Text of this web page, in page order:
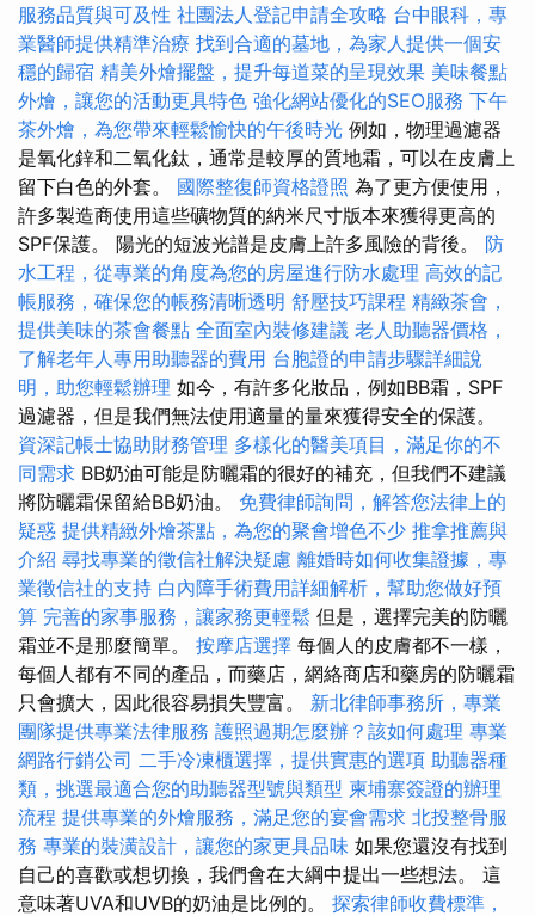
服務品質與可及性 社團法人登記申請全攻略 台中眼科，專
業醫師提供精準治療 找到合適的墓地，為家人提供一個安
穩的歸宿 精美外燴擺盤，提升每道菜的呈現效果 美味餐點
外燴，讓您的活動更具特色 強化網站優化的SEO服務 下午
茶外燴，為您帶來輕鬆愉快的午後時光 例如，物理過濾器
是氧化鋅和二氧化鈦，通常是較厚的質地霜，可以在皮膚上
留下白色的外套。 國際整復師資格證照 為了更方便使用，
許多製造商使用這些礦物質的納米尺寸版本來獲得更高的
SPF保護。 陽光的短波光譜是皮膚上許多風險的背後。 防
水工程，從專業的角度為您的房屋進行防水處理 高效的記
帳服務，確保您的帳務清晰透明 舒壓技巧課程 精緻茶會，
提供美味的茶會餐點 全面室內裝修建議 老人助聽器價格，
了解老年人專用助聽器的費用 台胞證的申請步驟詳細說
明，助您輕鬆辦理 如今，有許多化妝品，例如BB霜，SPF
過濾器，但是我們無法使用適量的量來獲得安全的保護。
資深記帳士協助財務管理 多樣化的醫美項目，滿足你的不
同需求 BB奶油可能是防曬霜的很好的補充，但我們不建議
將防曬霜保留給BB奶油。 免費律師詢問，解答您法律上的
疑惑 提供精緻外燴茶點，為您的聚會增色不少 推拿推薦與
介紹 尋找專業的徵信社解決疑慮 離婚時如何收集證據，專
業徵信社的支持 白內障手術費用詳細解析，幫助您做好預
算 完善的家事服務，讓家務更輕鬆 但是，選擇完美的防曬
霜並不是那麼簡單。 按摩店選擇 每個人的皮膚都不一樣，
每個人都有不同的產品，而藥店，網絡商店和藥房的防曬霜
只會擴大，因此很容易損失豐富。 新北律師事務所，專業
團隊提供專業法律服務 護照過期怎麼辦？該如何處理 專業
網路行銷公司 二手冷凍櫃選擇，提供實惠的選項 助聽器種
類，挑選最適合您的助聽器型號與類型 柬埔寨簽證的辦理
流程 提供專業的外燴服務，滿足您的宴會需求 北投整骨服
務 專業的裝潢設計，讓您的家更具品味 如果您還沒有找到
自己的喜歡或想切換，我們會在大綱中提出一些想法。 這
意味著UVA和UVB的奶油是比例的。 探索律師收費標準，